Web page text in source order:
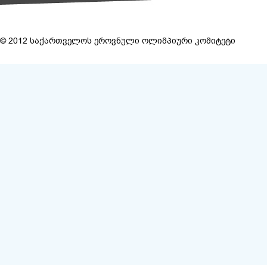
© 2012 საქართველოს ეროვნული ოლიმპიური კომიტეტი